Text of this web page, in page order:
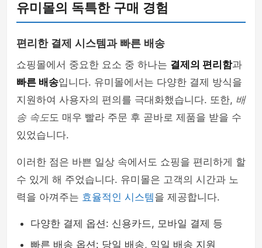
유미몰의 독특한 구매 경험
편리한 결제 시스템과 빠른 배송
쇼핑몰에서 중요한 요소 중 하나는 결제의 편리함과
빠른 배송입니다. 유미몰에서는 다양한 결제 방식을
지원하여 사용자의 편의를 극대화했습니다. 또한, 배
송 속도도 매우 빨라 주문 후 곧바로 제품을 받을 수
있었습니다.
이러한 점은 바쁜 일상 속에서도 쇼핑을 편리하게 할
수 있게 해 주었습니다. 유미몰은 고객의 시간과 노
력을 아껴주는 효율적인 시스템을 제공합니다.
다양한 결제 옵션: 신용카드, 모바일 결제 등
빠른 배송 옵션: 당일 배송, 익일 배송 지원